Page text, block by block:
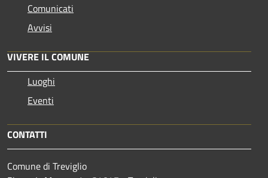
Comunicati
Avvisi
VIVERE IL COMUNE
Luoghi
Eventi
CONTATTI
Comune di Treviglio